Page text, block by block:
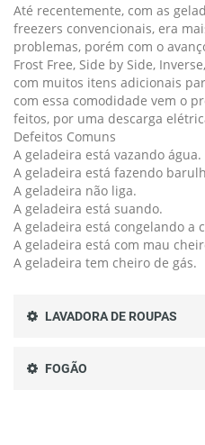
Até recentemente, com as
freezers convencionais, era
problemas, porém com o
Frost Free, Side by Side,
com muitos itens adicionais
com essa comodidade vem o
feitos, por uma descarga
Defeitos Comuns
A geladeira está vazando água.
A geladeira está fazendo
A geladeira não liga.
A geladeira está suando.
A geladeira está congelando a
A geladeira está com mau
A geladeira tem cheiro de gás.
LAVADORA DE ROUPAS
FOGÃO